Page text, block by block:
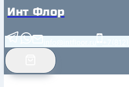
Инт Флор